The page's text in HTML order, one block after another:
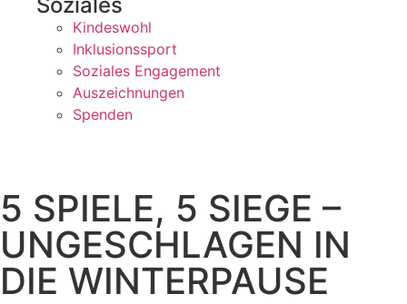
Kindeswohl
Inklusionssport
Soziales Engagement
Auszeichnungen
Spenden
5 SPIELE, 5 SIEGE –
UNGESCHLAGEN IN
DIE WINTERPAUSE